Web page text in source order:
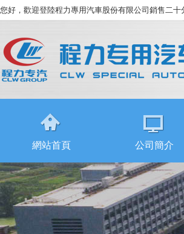
您好，歡迎登陸程力專用汽車股份有限公司銷售二十
網站首頁 公司簡介